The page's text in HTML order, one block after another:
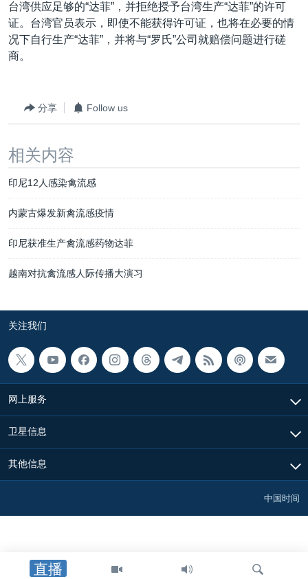
直播
台湾供应足够的“达菲”，并拒绝授予台湾生产“达菲”的许可
证。台湾官员表示，即使不能获得许可证，也将在必要的情
况下自行生产“达菲”，并将与“罗氏”公司就赔偿问题进行磋
商。
分享 Follow us
相关内容
印尼12人感染禽流感
内蒙古爆发新禽流感疫情
印尼获准生产禽流感药物达菲
越南对抗禽流感人际传播大演习
关注我们
网上服务
卫星信息
其他信息
中国时间